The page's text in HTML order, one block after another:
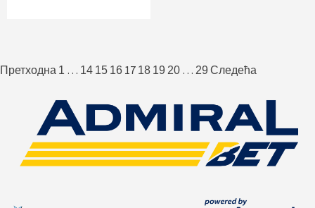
Пагинација
чланака
Претходна 1 … 14 15 16 17 18 19 20 … 29 Следећа